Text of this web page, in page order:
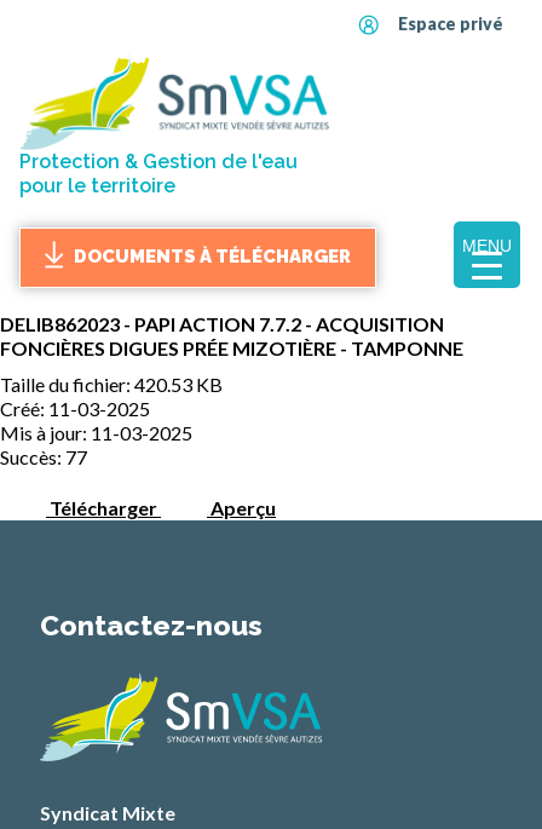
Espace privé
Protection & Gestion de l'eau
pour le territoire
DOCUMENTS À TÉLÉCHARGER
MENU
DELIB862023 - PAPI ACTION 7.7.2 - ACQUISITION
FONCIÈRES DIGUES PRÉE MIZOTIÈRE - TAMPONNE
Taille du fichier: 420.53 KB
Créé: 11-03-2025
Mis à jour: 11-03-2025
Succès: 77
Télécharger Aperçu
Contactez-nous
Syndicat Mixte